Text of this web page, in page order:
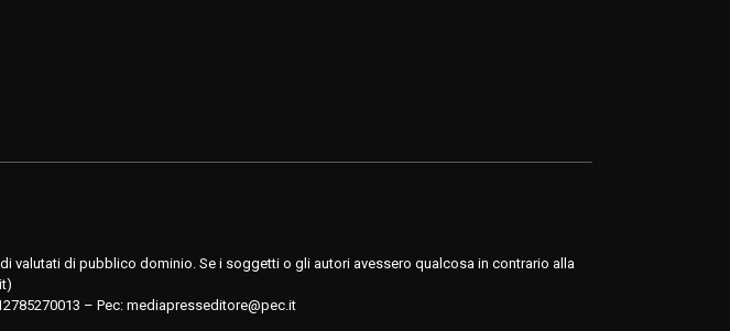
valutati di pubblico dominio. Se i soggetti o gli autori avessero qualcosa in contrario alla
)
– Pec: mediapresseditore@pec.it